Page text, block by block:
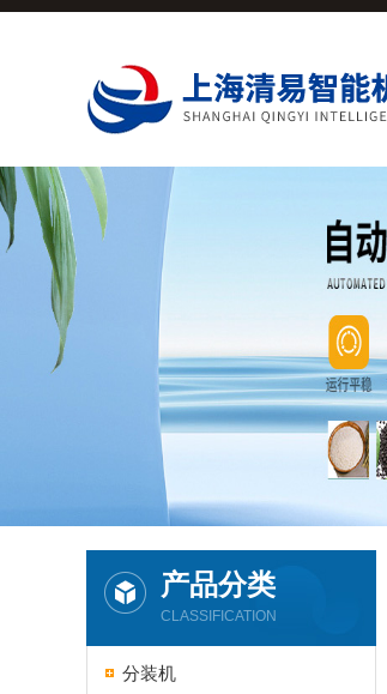
产品分类
CLASSIFICATION
分装机